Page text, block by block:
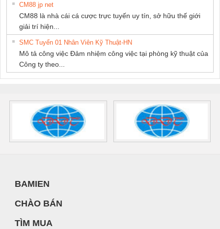
CM88 jp net
CM88 là nhà cái cá cược trực tuyến uy tín, sở hữu thế giới
giải trí hiện...
SMC Tuyển 01 Nhân Viên Kỹ Thuật-HN
Mô tả công việc Đảm nhiệm công việc tại phòng kỹ thuật của
Công ty theo...
BAMIEN
CHÀO BÁN
TÌM MUA